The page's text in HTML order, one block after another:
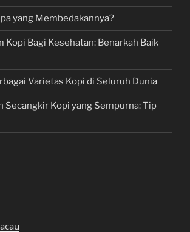
yang Membedakannya?
Kopi Bagi Kesehatan: Benarkah Baik
Varietas Kopi di Seluruh Dunia
Secangkir Kopi yang Sempurna: Tip